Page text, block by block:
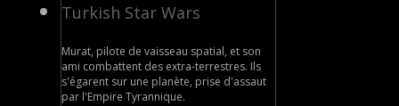
Turkish Star Wars
Murat, pilote de vaisseau spatial, et son
ami combattent des extra-terrestres. Ils
s'égarent sur une planète, prise d'assaut
par l'Empire Tyrannique.